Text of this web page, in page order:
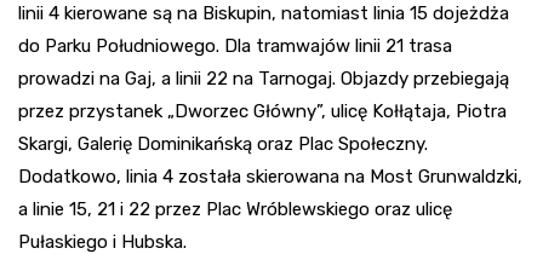
linii 4 kierowane są na Biskupin, natomiast linia 15 dojeżdża
do Parku Południowego. Dla tramwajów linii 21 trasa
prowadzi na Gaj, a linii 22 na Tarnogaj. Objazdy przebiegają
przez przystanek „Dworzec Główny”, ulicę Kołłątaja, Piotra
Skargi, Galerię Dominikańską oraz Plac Społeczny.
Dodatkowo, linia 4 została skierowana na Most Grunwaldzki,
a linie 15, 21 i 22 przez Plac Wróblewskiego oraz ulicę
Pułaskiego i Hubska.